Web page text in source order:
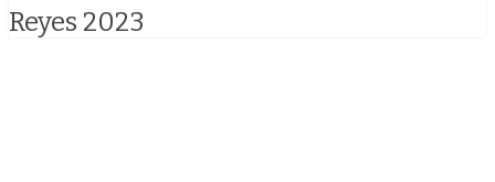
Reyes 2023